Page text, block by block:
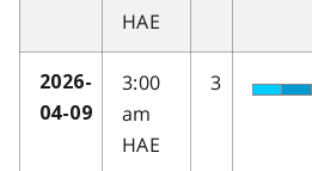
HAE
2026-
04-09
3:00
am
HAE
3